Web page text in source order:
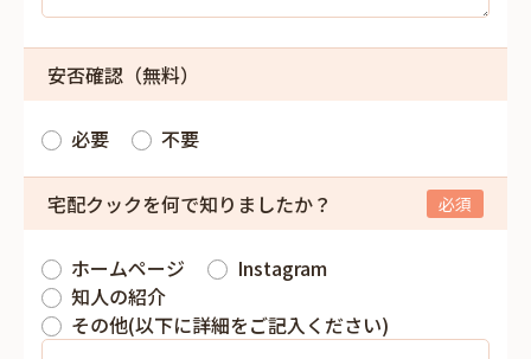
安否確認（無料）
必要 不要
宅配クックを何で知りましたか？
ホームページ
Instagram
知人の紹介
その他(以下に詳細をご記入ください)